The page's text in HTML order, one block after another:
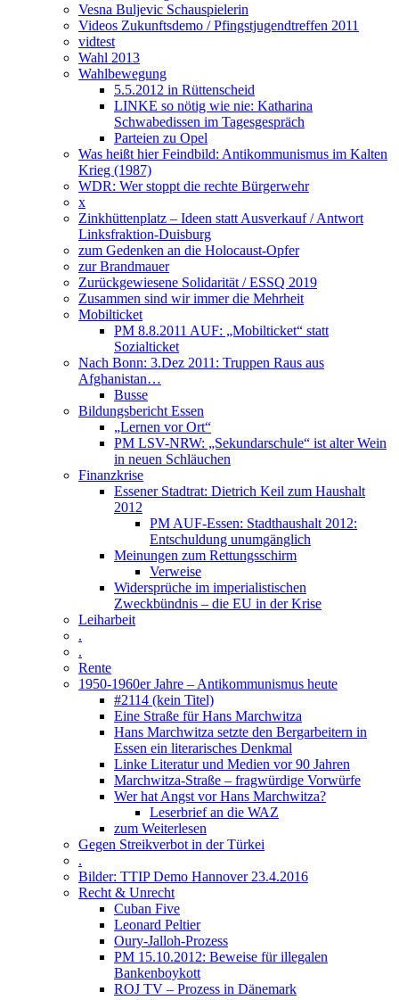
Vesna Buljevic Schauspielerin
Videos Zukunftsdemo / Pfingstjugendtreffen 2011
vidtest
Wahl 2013
Wahlbewegung
5.5.2012 in Rüttenscheid
LINKE so nötig wie nie: Katharina
Schwabedissen im Tagesgespräch
Parteien zu Opel
Was heißt hier Feindbild: Antikommunismus im Kalten
Krieg (1987)
WDR: Wer stoppt die rechte Bürgerwehr
x
Zinkhüttenplatz – Ideen statt Ausverkauf / Antwort
Linksfraktion-Duisburg
zum Gedenken an die Holocaust-Opfer
zur Brandmauer
Zurückgewiesene Solidarität / ESSQ 2019
Zusammen sind wir immer die Mehrheit
Mobilticket
PM 8.8.2011 AUF: „Mobilticket“ statt
Sozialticket
Nach Bonn: 3.Dez 2011: Truppen Raus aus
Afghanistan…
Busse
Bildungsbericht Essen
„Lernen vor Ort“
PM LSV-NRW: „Sekundarschule“ ist alter Wein
in neuen Schläuchen
Finanzkrise
Essener Stadtrat: Dietrich Keil zum Haushalt
2012
PM AUF-Essen: Stadthaushalt 2012:
Entschuldung unumgänglich
Meinungen zum Rettungsschirm
Verweise
Widersprüche im imperialistischen
Zweckbündnis – die EU in der Krise
Leiharbeit
.
.
Rente
1950-1960er Jahre – Antikommunismus heute
#2114 (kein Titel)
Eine Straße für Hans Marchwitza
Hans Marchwitza setzte den Bergarbeitern in
Essen ein literarisches Denkmal
Linke Literatur und Medien vor 90 Jahren
Marchwitza-Straße – fragwürdige Vorwürfe
Wer hat Angst vor Hans Marchwitza?
Leserbrief an die WAZ
zum Weiterlesen
Gegen Streikverbot in der Türkei
.
Bilder: TTIP Demo Hannover 23.4.2016
Recht & Unrecht
Cuban Five
Leonard Peltier
Oury-Jalloh-Prozess
PM 15.10.2012: Beweise für illegalen
Bankenboykott
ROJ TV – Prozess in Dänemark